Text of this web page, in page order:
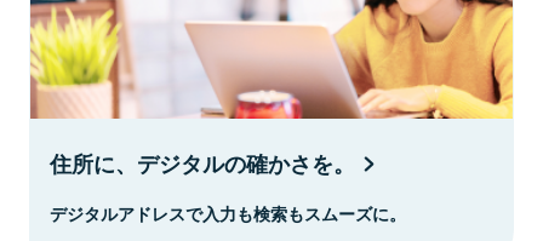
住所に、デジタルの確かさを。
デジタルアドレスで入力も検索もスムーズに。